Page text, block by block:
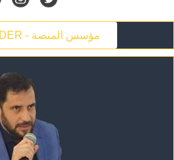
THE FOUNDER - مؤسس المنصة